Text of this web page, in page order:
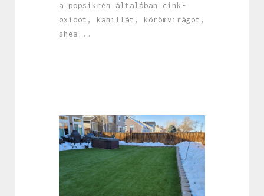
a popsikrém általában cink-
oxidot, kamillát, körömvirágot,
shea...